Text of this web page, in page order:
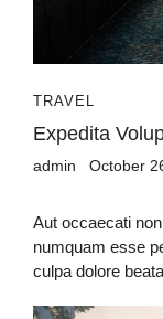
TRAVEL
Expedita
admin October
Aut occaecati
numquam esse
culpa dolore